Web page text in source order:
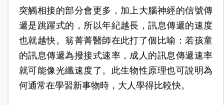
突觸相接的部分會更多，加上大腦神經的信號傳
遞是跳躍式的，所以年紀越長，訊息傳遞的速度
也就越快。翁菁菁醫師在此打了個比喻：若孩童
的訊息傳遞為撥接式速率，成人的訊息傳遞速率
就可能像光纖速度了。此生物性原理也可說明為
何通常在學習新事物時，大人學得比較快。